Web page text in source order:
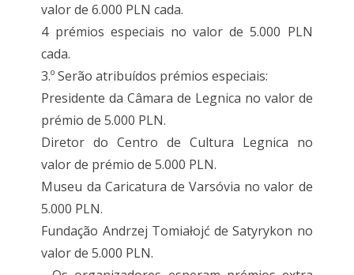
valor de 6.000 PLN cada.
4 prémios especiais no valor de 5.000 PLN
cada.
3.º Serão atribuídos prémios especiais:
Presidente da Câmara de Legnica no valor de
prémio de 5.000 PLN.
Diretor do Centro de Cultura Legnica no
valor de prémio de 5.000 PLN.
Museu da Caricatura de Varsóvia no valor de
5.000 PLN.
Fundação Andrzej Tomiałojć de Satyrykon no
valor de 5.000 PLN.